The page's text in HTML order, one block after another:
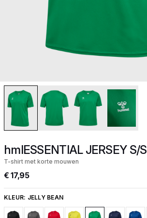
hmlESSENTIAL JERSEY S/S
T-shirt met korte mouwen
€ 17,95
KLEUR: JELLY BEAN